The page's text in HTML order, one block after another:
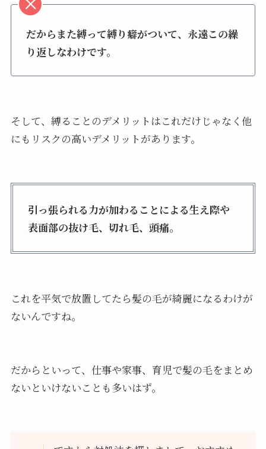
だからまた縛って縛り癖がついて、永遠この繰
り返しなわけです。
そして、縛ることのデメリットはこれだけじゃなく他
にもリスクの高いデメリットがあります。
引っ張られる力が加わることによる生え際や
表面部の抜け毛、切れ毛、頭痛。
これを平気で放置してたら髪の毛が綺麗になるわけが
ないんですね。
だからといって、仕事や家事、育児で髪の毛をまとめ
ないといけないことも多いはず。